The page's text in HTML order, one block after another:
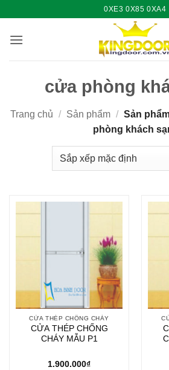
nội
0XE3 0X85 0XA4
cửa phòng
Trang chủ / Sản phẩm / Sản
phòng khách
CỬA THÉP CHỐNG CHÁY
CỬA THÉP CHỐNG
CHÁY MẪU P1
1.900.000₫